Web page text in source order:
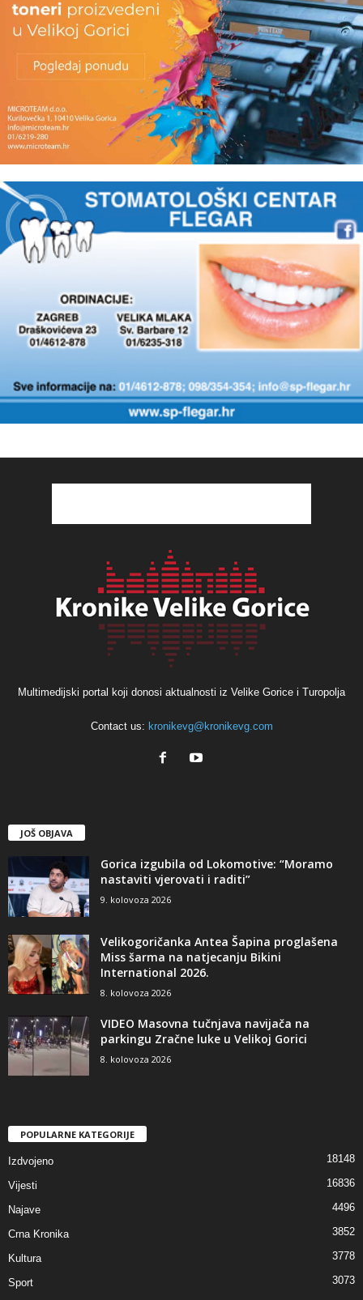
Multimedijski portal koji donosi aktualnosti iz Velike Gorice i Turopolja
Contact us: kronikevg@kronikevg.com
JOŠ OBJAVA
Gorica izgubila od Lokomotive: “Moramo
nastaviti vjerovati i raditi”
9. kolovoza 2026
Velikogoričanka Antea Šapina proglašena
Miss šarma na natjecanju Bikini
International 2026.
8. kolovoza 2026
VIDEO Masovna tučnjava navijača na
parkingu Zračne luke u Velikoj Gorici
8. kolovoza 2026
POPULARNE KATEGORIJE
Izdvojeno 18148
Vijesti 16836
Najave 4496
Crna Kronika 3852
Kultura 3778
Sport
3073